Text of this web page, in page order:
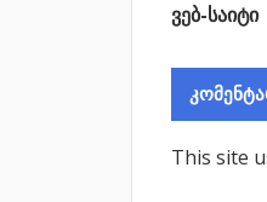
ვებ-საიტი
This site